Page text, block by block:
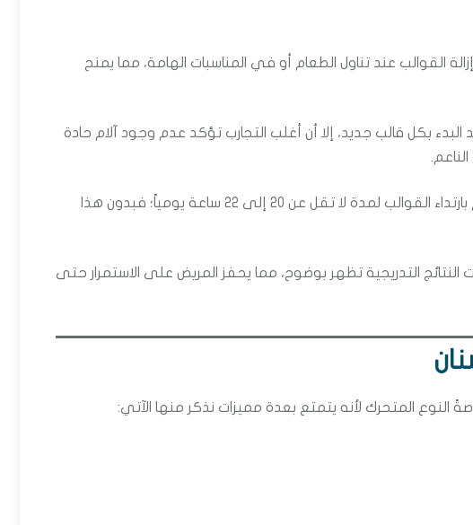
القوالب عند تناول الطعام أو في المناسبات الهامة، مما يمنح
بكل قالب جديد، إلا أن أغلب التجارب تؤكد عدم وجود آلام حادة
كما يشير المستخدمون إلى أن نجاح التقويم هو الالتزام بارتداء القوالب لمدة لا تقل عن 20 إلى 22 ساعة يومياً؛ فبدون هذا
النتائج التدريجية تظهر بوضوح، مما يحفز المريض على الاستمرار حتى
النوع المتحرك لأنه يتمتع بعدة مميزات نذكر منها الآتي: